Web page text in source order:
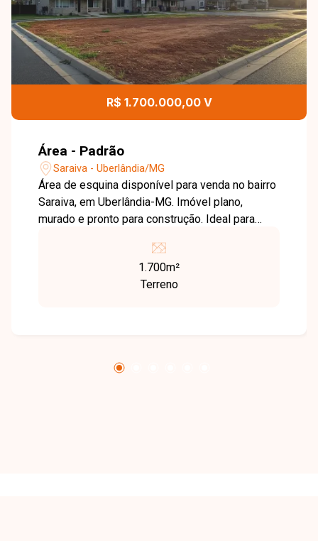
R$ 1.700.000,00 V
Área - Padrão
Saraiva - Uberlândia/MG
Área de esquina disponível para venda no bairro
Saraiva, em Uberlândia-MG. Imóvel plano,
murado e pronto para construção. Ideal para
versatilidade e segurança para o seu
estratégica, o bairro Saraiva conta com
agregando ainda mais valor à propriedade.
1.700m²
Terreno